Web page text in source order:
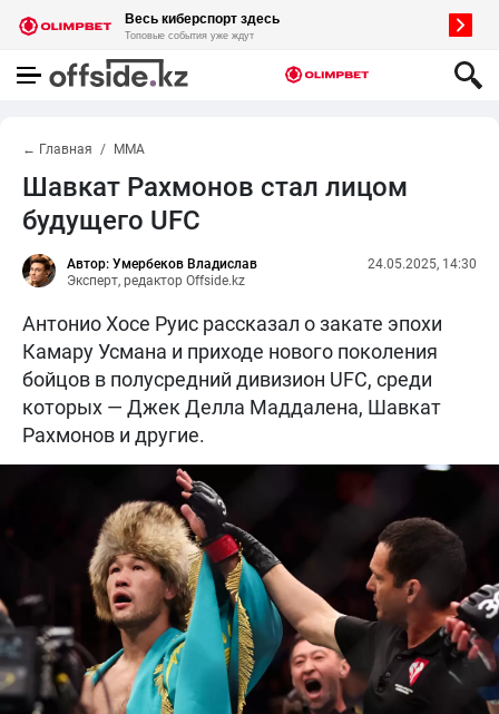
← Главная MMA
Шавкат Рахмонов стал лицом
будущего UFC
Автор: Умербеков Владислав
Эксперт, редактор Offside.kz
24.05.2025, 14:30
Антонио Хосе Руис рассказал о закате эпохи
Камару Усмана и приходе нового поколения
бойцов в полусредний дивизион UFC, среди
которых — Джек Делла Маддалена, Шавкат
Рахмонов и другие.